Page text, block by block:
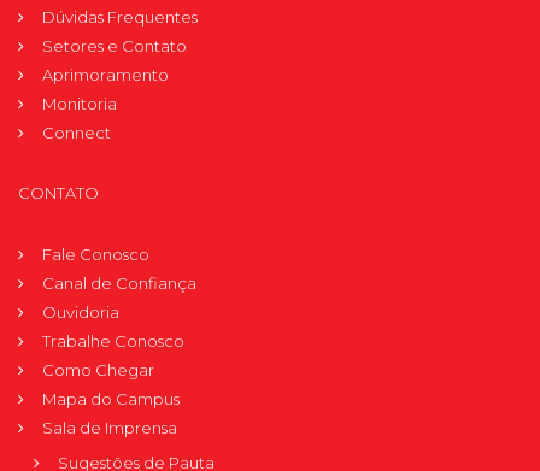
Dúvidas Frequentes
Setores e Contato
Aprimoramento
Monitoria
Connect
CONTATO
Fale Conosco
Canal de Confiança
Ouvidoria
Trabalhe Conosco
Como Chegar
Mapa do Campus
Sala de Imprensa
Sugestões de Pauta